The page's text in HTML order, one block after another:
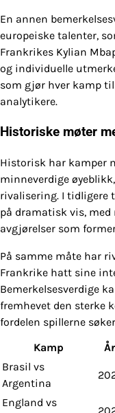
En annen
europeiske talenter,
Frankrikes Kylian
og individuelle
som gjør hver kamp
analytikere.
Historiske møter
Historisk har kamper
minneverdige
rivalisering. I tidligere
på dramatisk vis,
avgjørelser som
På samme måte har
Frankrike hatt sine
Bemerkelsesverdige
fremhevet den sterke
fordelen spillerne
Kamp
År
Brasil vs
Argentina
England vs